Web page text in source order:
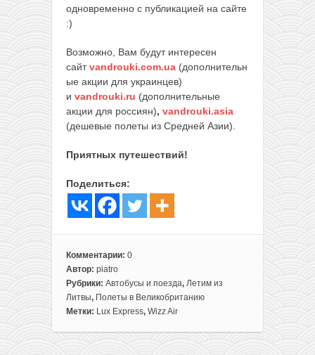
одновременно с публикацией на сайте
:)
Возможно, Вам будут интересен
сайтvandrouki.com.ua (дополнительн
ые акции для украинцев)
и vandrouki.ru (дополнительные
акции для россиян), vandrouki.asia
(дешевые полеты из Средней Азии).
Приятных путешествий!
Поделиться:
Комментарии: 0
Автор: piatro
Рубрики: Автобусы и поезда, Летим из
Литвы, Полеты в Великобританию
Метки: Lux Express, Wizz Air